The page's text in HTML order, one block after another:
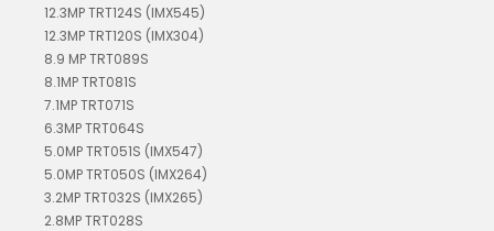
12.3MP TRT124S (IMX545)
12.3MP TRT120S (IMX304)
8.9 MP TRT089S
8.1MP TRT081S
7.1MP TRT071S
6.3MP TRT064S
5.0MP TRT051S (IMX547)
5.0MP TRT050S (IMX264)
3.2MP TRT032S (IMX265)
2.8MP TRT028S